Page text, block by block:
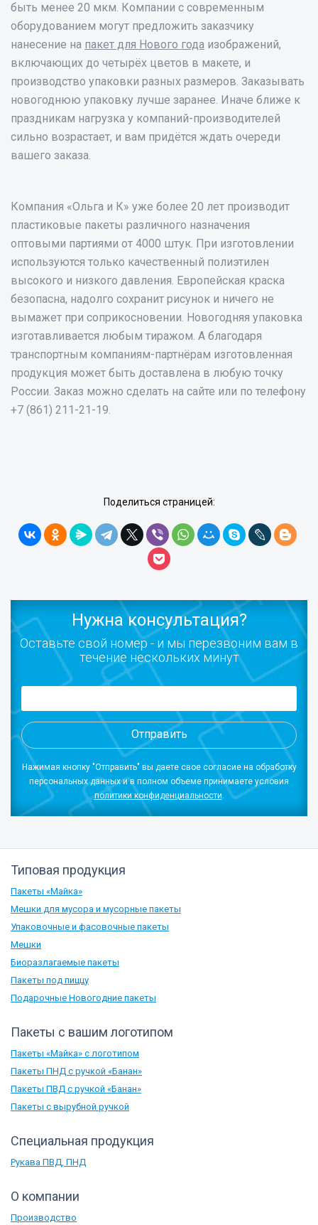
быть менее 20 мкм. Компании с современным
оборудованием могут предложить заказчику
нанесение на пакет для Нового года изображений,
включающих до четырёх цветов в макете, и
производство упаковки разных размеров. Заказывать
новогоднюю упаковку лучше заранее. Иначе ближе к
праздникам нагрузка у компаний-производителей
сильно возрастает, и вам придётся ждать очереди
вашего заказа.
Компания «Ольга и К» уже более 20 лет производит
пластиковые пакеты различного назначения
оптовыми партиями от 4000 штук. При изготовлении
используются только качественный полиэтилен
высокого и низкого давления. Европейская краска
безопасна, надолго сохранит рисунок и ничего не
вымажет при соприкосновении. Новогодняя упаковка
изготавливается любым тиражом. А благодаря
транспортным компаниям-партнёрам изготовленная
продукция может быть доставлена в любую точку
России. Заказ можно сделать на сайте или по телефону
+7 (861) 211-21-19.
Поделиться страницей:
Нужна консультация?
Оставьте свой номер - и мы перезвоним вам в
течение нескольких минут
Отправить
Нажимая кнопку "Отправить" вы даете свое согласие на обработку
персональных данных и в полном объеме принимаете условия
политики конфиденциальности.
Типовая продукция
Пакеты «Майка»
Мешки для мусора и мусорные пакеты
Упаковочные и фасовочные пакеты
Мешки
Биоразлагаемые пакеты
Пакеты под пиццу
Подарочные Новогодние пакеты
Пакеты с вашим логотипом
Пакеты «Майка» с логотипом
Пакеты ПНД с ручкой «Банан»
Пакеты ПВД с ручкой «Банан»
Пакеты с вырубной ручкой
Специальная продукция
Рукава ПВД, ПНД
О компании
Производство